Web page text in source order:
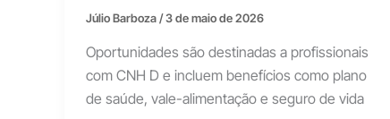
Júlio Barboza/3 de maio de 2026
Oportunidades são destinadas a profissionais
com CNH D e incluem benefícios como plano
de saúde, vale-alimentação e seguro de vida